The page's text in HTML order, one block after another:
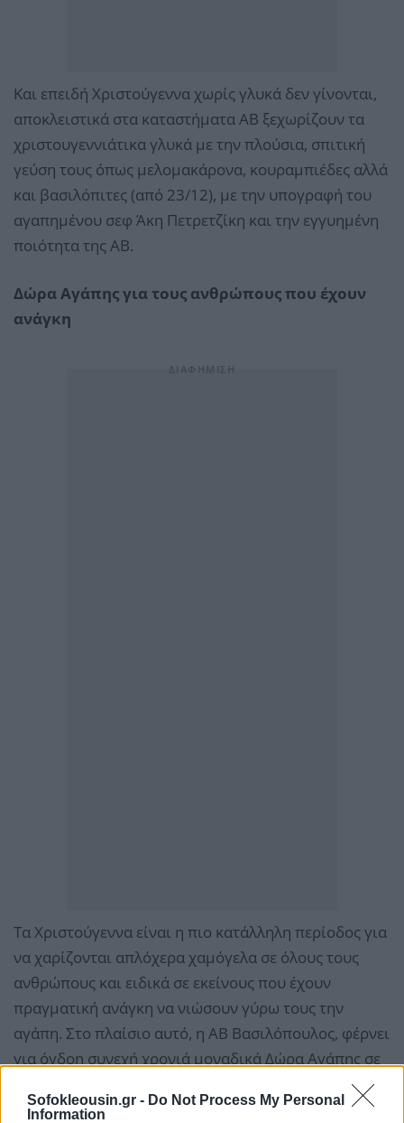
Sofokleousin.gr - Do Not Process My Personal
Information
Και επειδή Χριστούγεννα χωρίς γλυκά δεν γίνονται,
αποκλειστικά στα καταστήματα ΑΒ ξεχωρίζουν τα
χριστουγεννιάτικα γλυκά με την πλούσια, σπιτική
γεύση τους όπως μελομακάρονα, κουραμπιέδες αλλά
και βασιλόπιτες (από 23/12), με την υπογραφή του
αγαπημένου σεφ Άκη Πετρετζίκη και την εγγυημένη
ποιότητα της ΑΒ.
Δώρα Αγάπης για τους ανθρώπους που έχουν
ανάγκη
Τα Χριστούγεννα είναι η πιο κατάλληλη περίοδος για
να χαρίζονται απλόχερα χαμόγελα σε όλους τους
ανθρώπους και ειδικά σε εκείνους που έχουν
πραγματική ανάγκη να νιώσουν γύρω τους την
αγάπη. Στο πλαίσιο αυτό, η ΑΒ Βασιλόπουλος, φέρνει
για όγδοη συνεχή χρονιά μοναδικάΔώρα Αγάπης σε
της καθώς και στο AB
E-Shop και καλεί όσους το επιθυμούν να κάνουν τη